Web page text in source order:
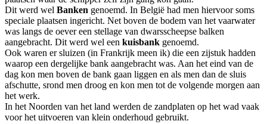
Dit werd wel Banken genoemd. In België had men hiervoor soms
speciale plaatsen ingericht. Net boven de bodem van het vaarwater
was langs de oever een stellage van dwarsscheepse balken
aangebracht. Dit werd wel een kuisbank genoemd.
Ook waren er sluizen (in Frankrijk meen ik) die een zijstuk hadden
waarop een dergelijke bank aangebracht was. Aan het eind van de
dag kon men boven de bank gaan liggen en als men dan de sluis
afschutte, srond men droog en kon men tot de volgende morgen aan
het werk.
In het Noorden van het land werden de zandplaten op het wad vaak
voor het uitvoeren van klein onderhoud gebruikt.